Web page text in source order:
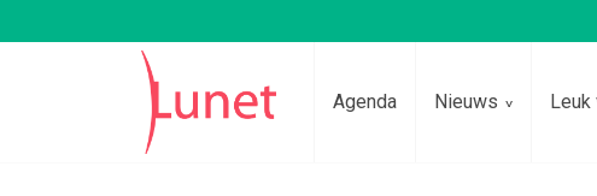
Agenda Nieuws Leuk
Lees voor